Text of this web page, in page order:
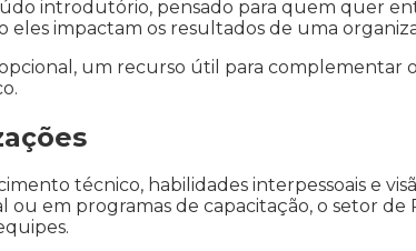
introdutório, pensado para quem quer
eles impactam os resultados de uma
um recurso útil para
técnico, habilidades interpessoais e
em programas de capacitação, o setor de